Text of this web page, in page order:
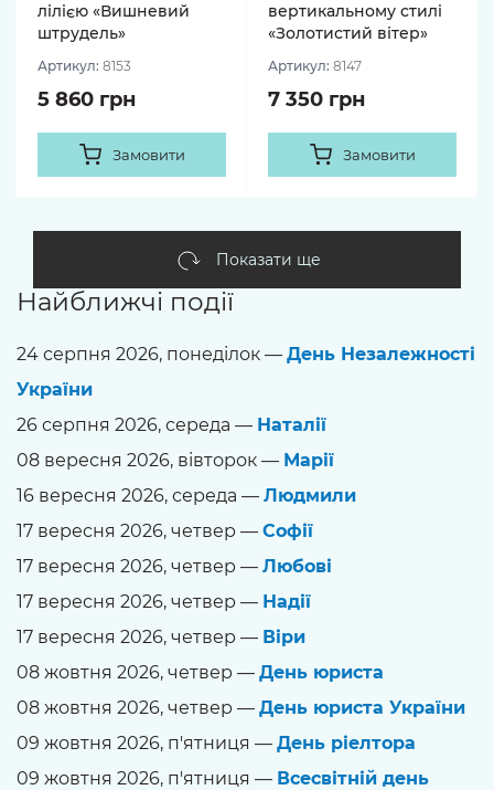
лілією «Вишневий
штрудель»
Артикул: 8153
5 860 грн
Замовити
вертикальному стилі
«Золотистий вітер»
Артикул: 8147
7 350 грн
Замовити
Показати ще
Найближчі події
24 серпня 2026, понеділок — День Незалежності
України
26 серпня 2026, середа — Наталії
08 вересня 2026, вівторок — Марії
16 вересня 2026, середа — Людмили
17 вересня 2026, четвер — Софії
17 вересня 2026, четвер — Любові
17 вересня 2026, четвер — Надії
17 вересня 2026, четвер — Віри
08 жовтня 2026, четвер — День юриста
08 жовтня 2026, четвер — День юриста України
09 жовтня 2026, п'ятниця — День ріелтора
09 жовтня 2026, п'ятниця — Всесвітній день